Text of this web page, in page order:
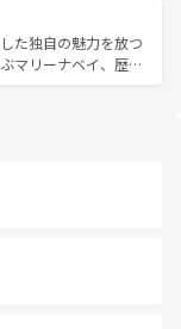
節にも異なる楽しみ
々、仏教を中心とし
れる旅人を魅了し続
光スポットが密集し
も魅力。息をのむよ
を存分に楽しみ尽く
た独自の魅力を放つ
マリーナベイ、歴史
る外せないスポット